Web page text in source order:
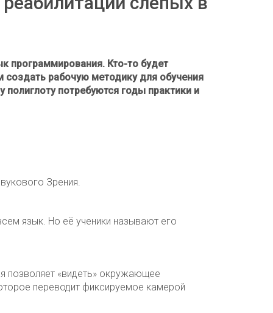
программирования. Кто-то будет
создать рабочую методику для обучения
потребуются годы практики и
Зрения.
язык. Но её ученики называют его
позволяет «видеть» окружающее
переводит фиксируемое камерой